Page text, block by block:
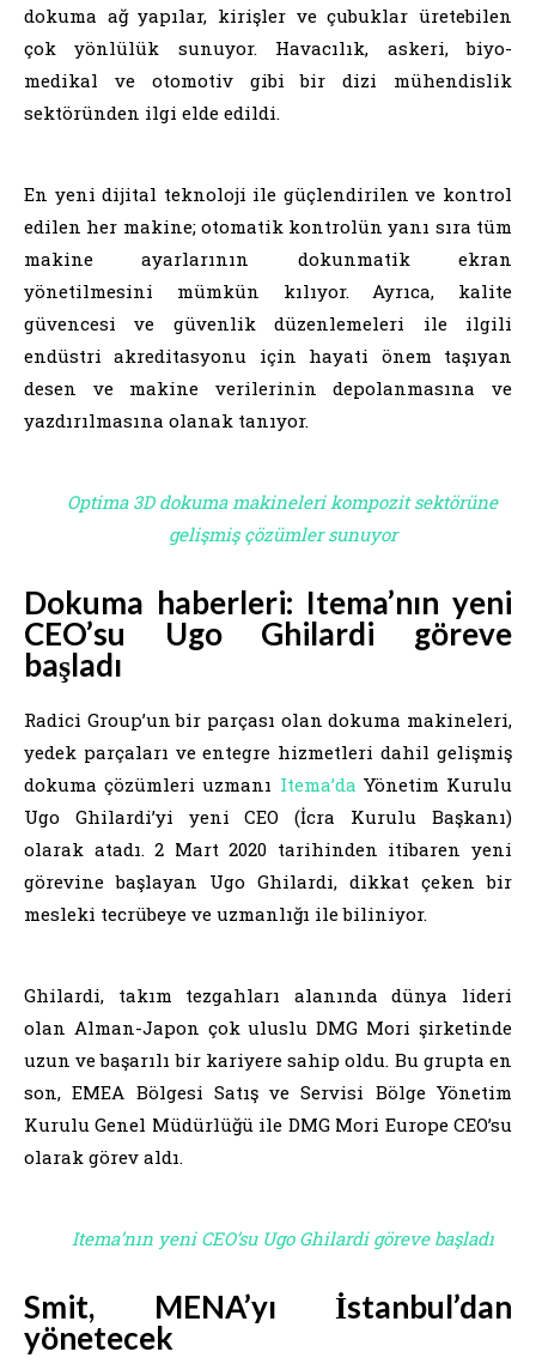
dokuma ağ yapılar, kirişler ve çubuklar üretebilen
çok yönlülük sunuyor. Havacılık, askeri, biyo-
medikal ve otomotiv gibi bir dizi mühendislik
sektöründen ilgi elde edildi.
En yeni dijital teknoloji ile güçlendirilen ve kontrol
edilen her makine; otomatik kontrolün yanı sıra tüm
makine ayarlarının dokunmatik ekran
yönetilmesini mümkün kılıyor. Ayrıca, kalite
güvencesi ve güvenlik düzenlemeleri ile ilgili
endüstri akreditasyonu için hayati önem taşıyan
desen ve makine verilerinin depolanmasına ve
yazdırılmasına olanak tanıyor.
Optima 3D dokuma makineleri kompozit sektörüne
gelişmiş çözümler sunuyor
Dokuma haberleri: Itema’nın yeni
CEO’su Ugo Ghilardi göreve
başladı
Radici Group’un bir parçası olan dokuma makineleri,
yedek parçaları ve entegre hizmetleri dahil gelişmiş
dokuma çözümleri uzmanı Itema’da Yönetim Kurulu
Ugo Ghilardi’yi yeni CEO (İcra Kurulu Başkanı)
olarak atadı. 2 Mart 2020 tarihinden itibaren yeni
görevine başlayan Ugo Ghilardi, dikkat çeken bir
mesleki tecrübeye ve uzmanlığı ile biliniyor.
Ghilardi, takım tezgahları alanında dünya lideri
olan Alman-Japon çok uluslu DMG Mori şirketinde
uzun ve başarılı bir kariyere sahip oldu. Bu grupta en
son, EMEA Bölgesi Satış ve Servisi Bölge Yönetim
Kurulu Genel Müdürlüğü ile DMG Mori Europe CEO’su
olarak görev aldı.
Itema’nın yeni CEO’su Ugo Ghilardi göreve başladı
Smit, MENA’yı İstanbul’dan
yönetecek